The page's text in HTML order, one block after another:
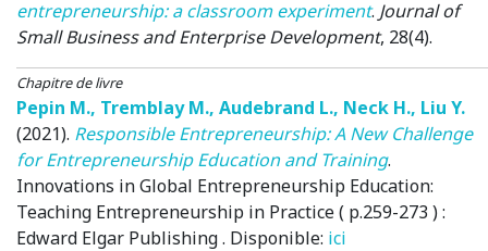
entrepreneurship: a classroom experiment. Journal of
Small Business and Enterprise Development, 28(4).
Chapitre de livre
Pepin M., Tremblay M., Audebrand L., Neck H., Liu Y.
(2021). Responsible Entrepreneurship: A New Challenge
for Entrepreneurship Education and Training.
Innovations in Global Entrepreneurship Education:
Teaching Entrepreneurship in Practice ( p.259-273 ):
Edward Elgar Publishing . Disponible: ici